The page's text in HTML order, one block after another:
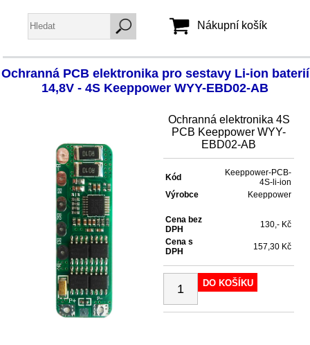
Jméno:
Heslo:
Zapomenuté heslo
Nákupní košík
Ochranná PCB elektronika pro sestavy Li-ion baterií
14,8V - 4S Keeppower WYY-EBD02-AB
Ochranná elektronika 4S
PCB Keeppower WYY-
EBD02-AB
Kód
Keeppower-PCB-
4S-li-ion
Výrobce
Keeppower
Cena bez
DPH
130,- Kč
Cena s
DPH
157,30 Kč
DO KOŠÍKU